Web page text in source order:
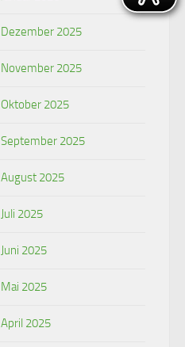
Dezember 2025
November 2025
Oktober 2025
September 2025
August 2025
Juli 2025
Juni 2025
Mai 2025
April 2025